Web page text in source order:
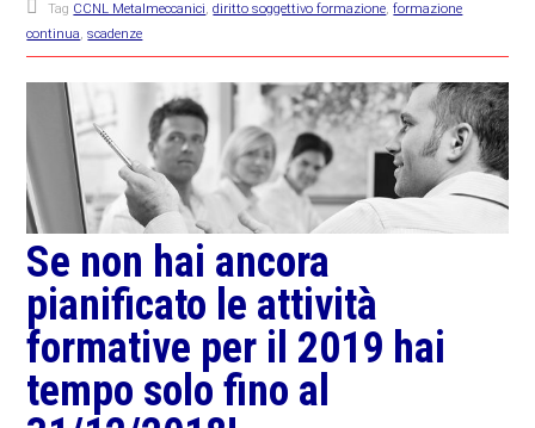
Tag CCNL Metalmeccanici,diritto soggettivo formazione,formazione
continua,scadenze
Se non hai ancora
pianificato le attività
formative per il 2019 hai
tempo solo fino al